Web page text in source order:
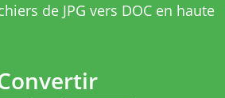
de JPG vers DOC en haute